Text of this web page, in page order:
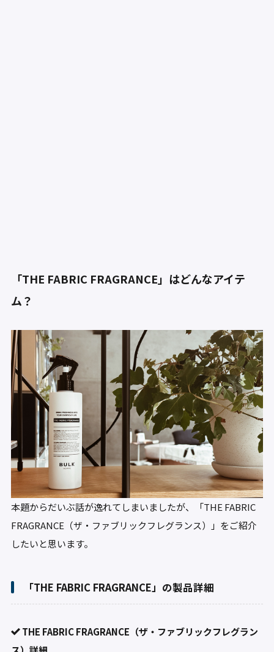
「THE FABRIC FRAGRANCE」はどんなアイテ
ム？
本題からだいぶ話が逸れてしまいましたが、「THE FABRIC
FRAGRANCE（ザ・ファブリックフレグランス）」をご紹介
したいと思います。
「THE FABRIC FRAGRANCE」の製品詳細
THE FABRIC FRAGRANCE（ザ・ファブリックフレグラン